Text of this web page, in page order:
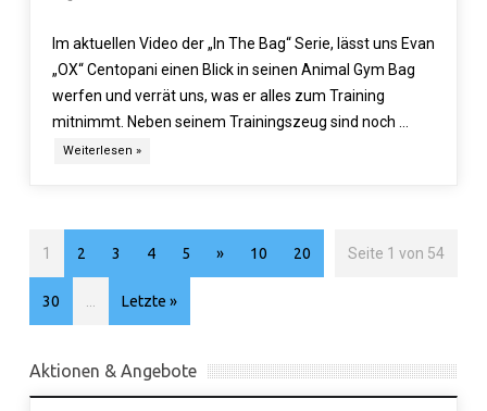
Im aktuellen Video der „In The Bag“ Serie, lässt uns Evan
„OX“ Centopani einen Blick in seinen Animal Gym Bag
werfen und verrät uns, was er alles zum Training
mitnimmt. Neben seinem Trainingszeug sind noch …
Weiterlesen »
Seite 1 von 54
1 2 3 4 5 » 10 20
30 Letzte »
Aktionen & Angebote